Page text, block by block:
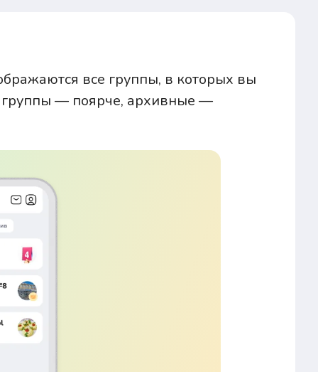
все группы, в которых вы
группы — поярче, архивные —